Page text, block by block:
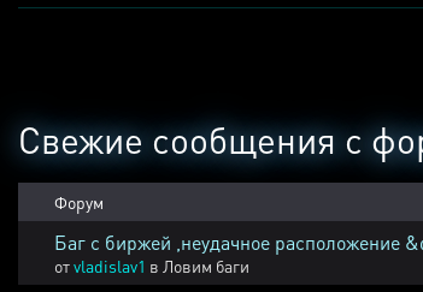
Свежие сообщения с
Форум
Баг с биржей ,неудачное расположение
отvladislav1 в Ловим баги